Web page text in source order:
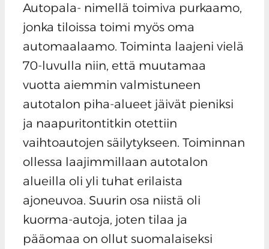
Autopala- nimellä toimiva purkaamo,
jonka tiloissa toimi myös oma
automaalaamo. Toiminta laajeni vielä
70-luvulla niin, että muutamaa
vuotta aiemmin valmistuneen
autotalon piha-alueet jäivät pieniksi
ja naapuritontitkin otettiin
vaihtoautojen säilytykseen. Toiminnan
ollessa laajimmillaan autotalon
alueilla oli yli tuhat erilaista
ajoneuvoa. Suurin osa niistä oli
kuorma-autoja, joten tilaa ja
pääomaa on ollut suomalaiseksi